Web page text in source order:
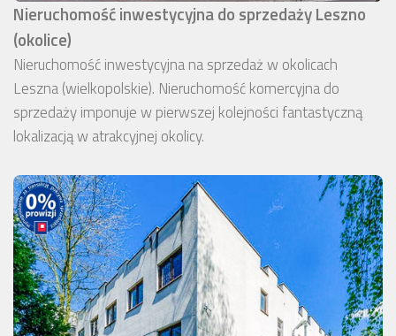
Nieruchomość inwestycyjna do sprzedaży Leszno
(okolice)
Nieruchomość inwestycyjna na sprzedaż w okolicach
Leszna (wielkopolskie). Nieruchomość komercyjna do
sprzedaży imponuje w pierwszej kolejności fantastyczną
lokalizacją w atrakcyjnej okolicy.